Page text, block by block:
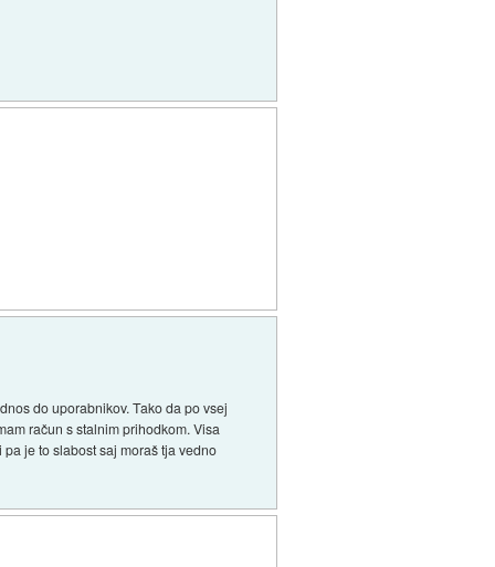
do uporabnikov. Tako da po vsej
račun s stalnim prihodkom. Visa
je to slabost saj moraš tja vedno